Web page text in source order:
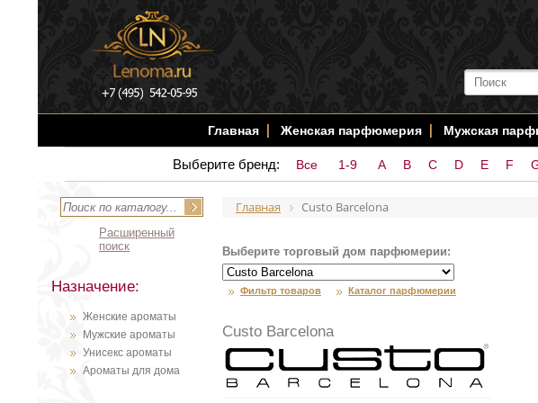
Главная Женская парфюмерия Мужская
Выберите бренд: Все 1-9 A B C D E F
Расширенный
поиск
Назначение:
Женские ароматы
Мужские ароматы
Унисекс ароматы
Ароматы для дома
Главная Custo Barcelona
Выберите торговый дом парфюмерии:
Фильтр товаров Каталог парфюмерии
Custo Barcelona